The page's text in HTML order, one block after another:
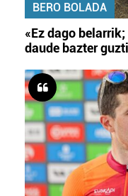
BERO BOLADA
«Ez dago
daude bazter